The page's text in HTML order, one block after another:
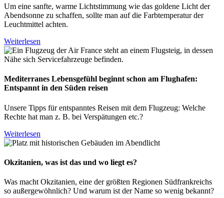
Um eine sanfte, warme Lichtstimmung wie das goldene Licht der
Abendsonne zu schaffen, sollte man auf die Farbtemperatur der
Leuchtmittel achten.
Weiterlesen
Mediterranes Lebensgefühl beginnt schon am Flughafen:
Entspannt in den Süden reisen
Unsere Tipps für entspanntes Reisen mit dem Flugzeug: Welche
Rechte hat man z. B. bei Verspätungen etc.?
Weiterlesen
Okzitanien, was ist das und wo liegt es?
Was macht Okzitanien, eine der größten Regionen Südfrankreichs
so außergewöhnlich? Und warum ist der Name so wenig bekannt?